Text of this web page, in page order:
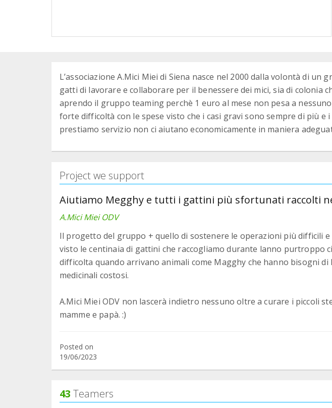
L’associazione A.Mici Miei di Siena nasce nel 2000 dalla volontà di un
gatti di lavorare e collaborare per il benessere dei mici, sia di colonia
aprendo il gruppo teaming perchè 1 euro al mese non pesa a
forte difficoltà con le spese visto che i casi gravi sono sempre di più e
prestiamo servizio non ci aiutano economicamente in maniera
Project we support
Aiutiamo Megghy e tutti i gattini più sfortunati raccolti
A.Mici Miei ODV
Il progetto del gruppo + quello di sostenere le operazioni più difficili e
visto le centinaia di gattini che raccogliamo durante lanno purtroppo
difficolta quando arrivano animali come Magghy che hanno bisogni di
medicinali costosi.
A.Mici Miei ODV non lascerà indietro nessuno oltre a curare i piccoli
Posted on
19/06/2023
43 Teamers